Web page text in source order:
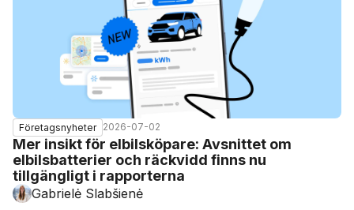
Företagsnyheter 2026-07-02
Mer insikt för elbilsköpare: Avsnittet om
elbilsbatterier och räckvidd finns nu
tillgängligt i rapporterna
Gabrielė Slabšienė